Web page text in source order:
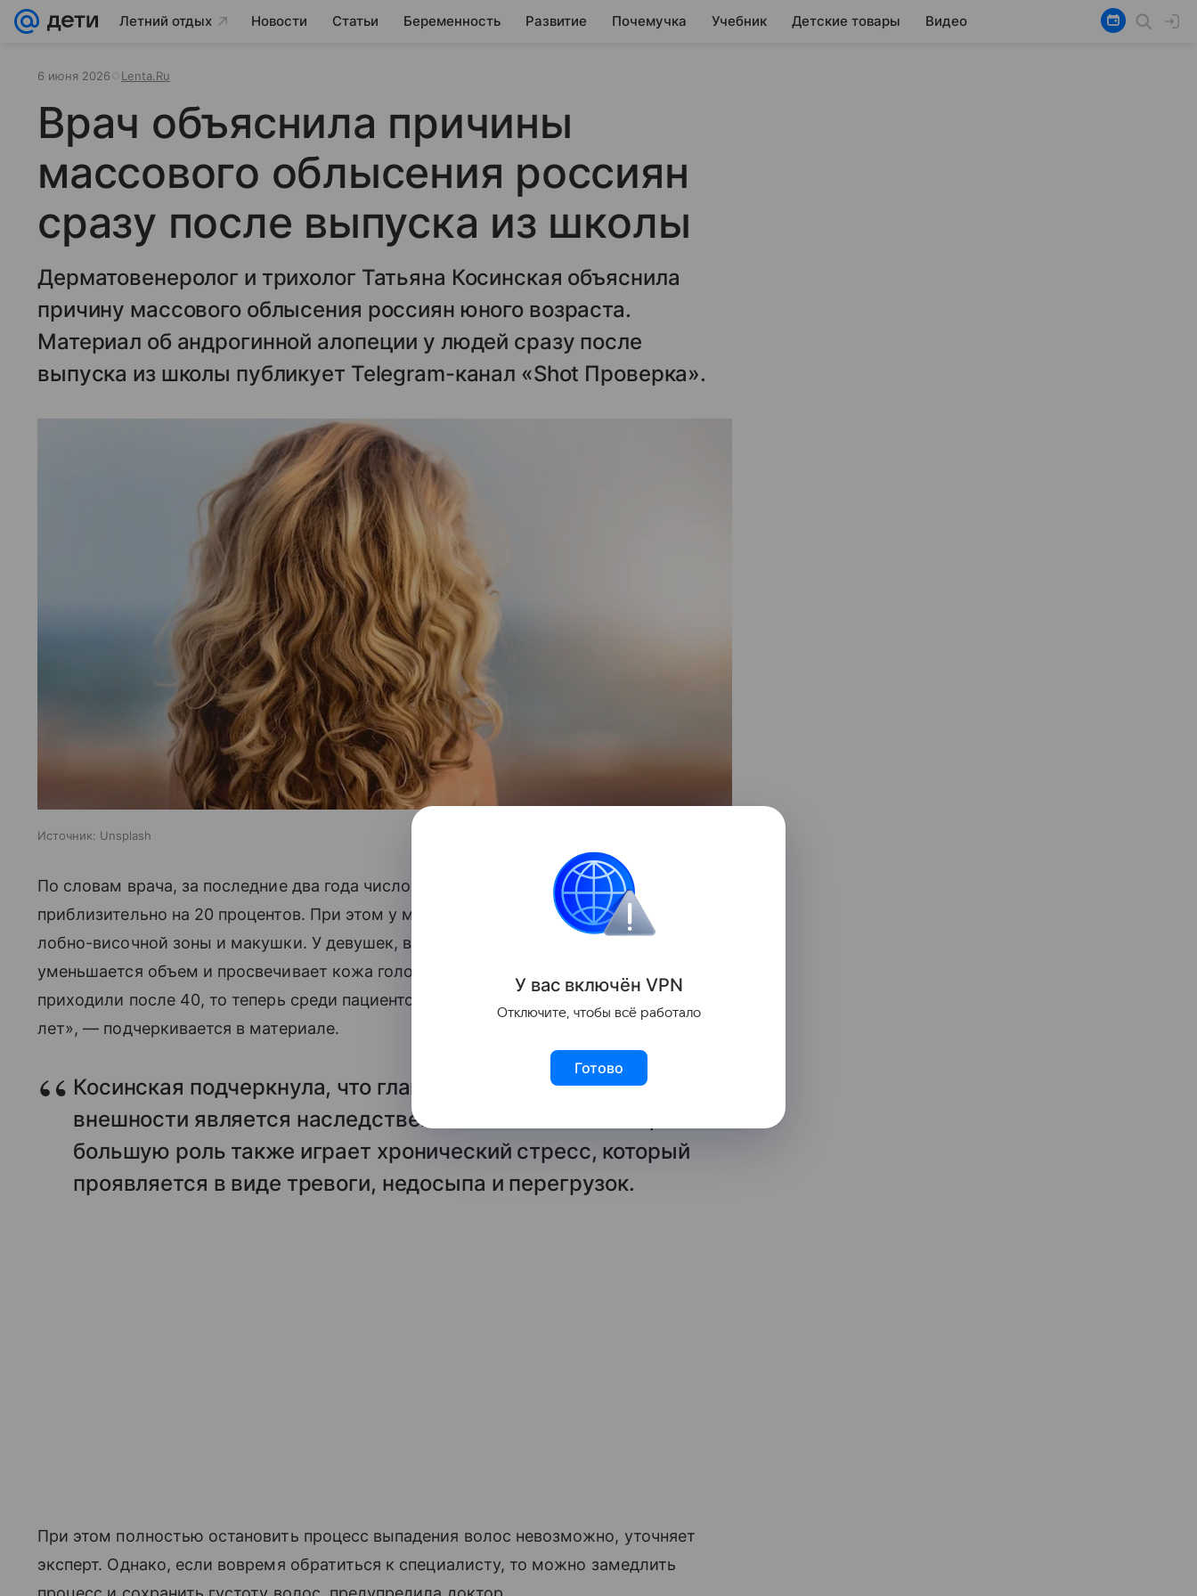
Летний отдых Новости Статьи Беременность Развитие Почемучка Учебник Детские товары Видео
6 июня 2026 Lenta.Ru
Врач объяснила причины
массового облысения россиян
сразу после выпуска из школы
Дерматовенеролог и трихолог Татьяна Косинская объяснила
причину массового облысения россиян юного возраста.
Материал об андрогинной алопеции у людей сразу после
выпуска из школы публикует Telegram-канал «Shot Проверка».
Источник: Unsplash
По словам врача, за последние два года число жалоб на потерю волос увеличилось
приблизительно на 20 процентов. При этом у мужчин это проявляется в области
лобно-височной зоны и макушки. У девушек, в свою очередь, расширяется пробор,
уменьшается объем и просвечивает кожа головы. «Если раньше с этим чаще
приходили после 40, то теперь среди пациентов все больше молодых людей 18–23
лет», — подчеркивается в материале.
Косинская подчеркнула, что главной причиной изменений во
внешности является наследственность. Помимо этого,
большую роль также играет хронический стресс, который
проявляется в виде тревоги, недосыпа и перегрузок.
При этом полностью остановить процесс выпадения волос невозможно, уточняет
эксперт. Однако, если вовремя обратиться к специалисту, то можно замедлить
У вас включён VPN
Отключите, чтобы всё работало
Готово